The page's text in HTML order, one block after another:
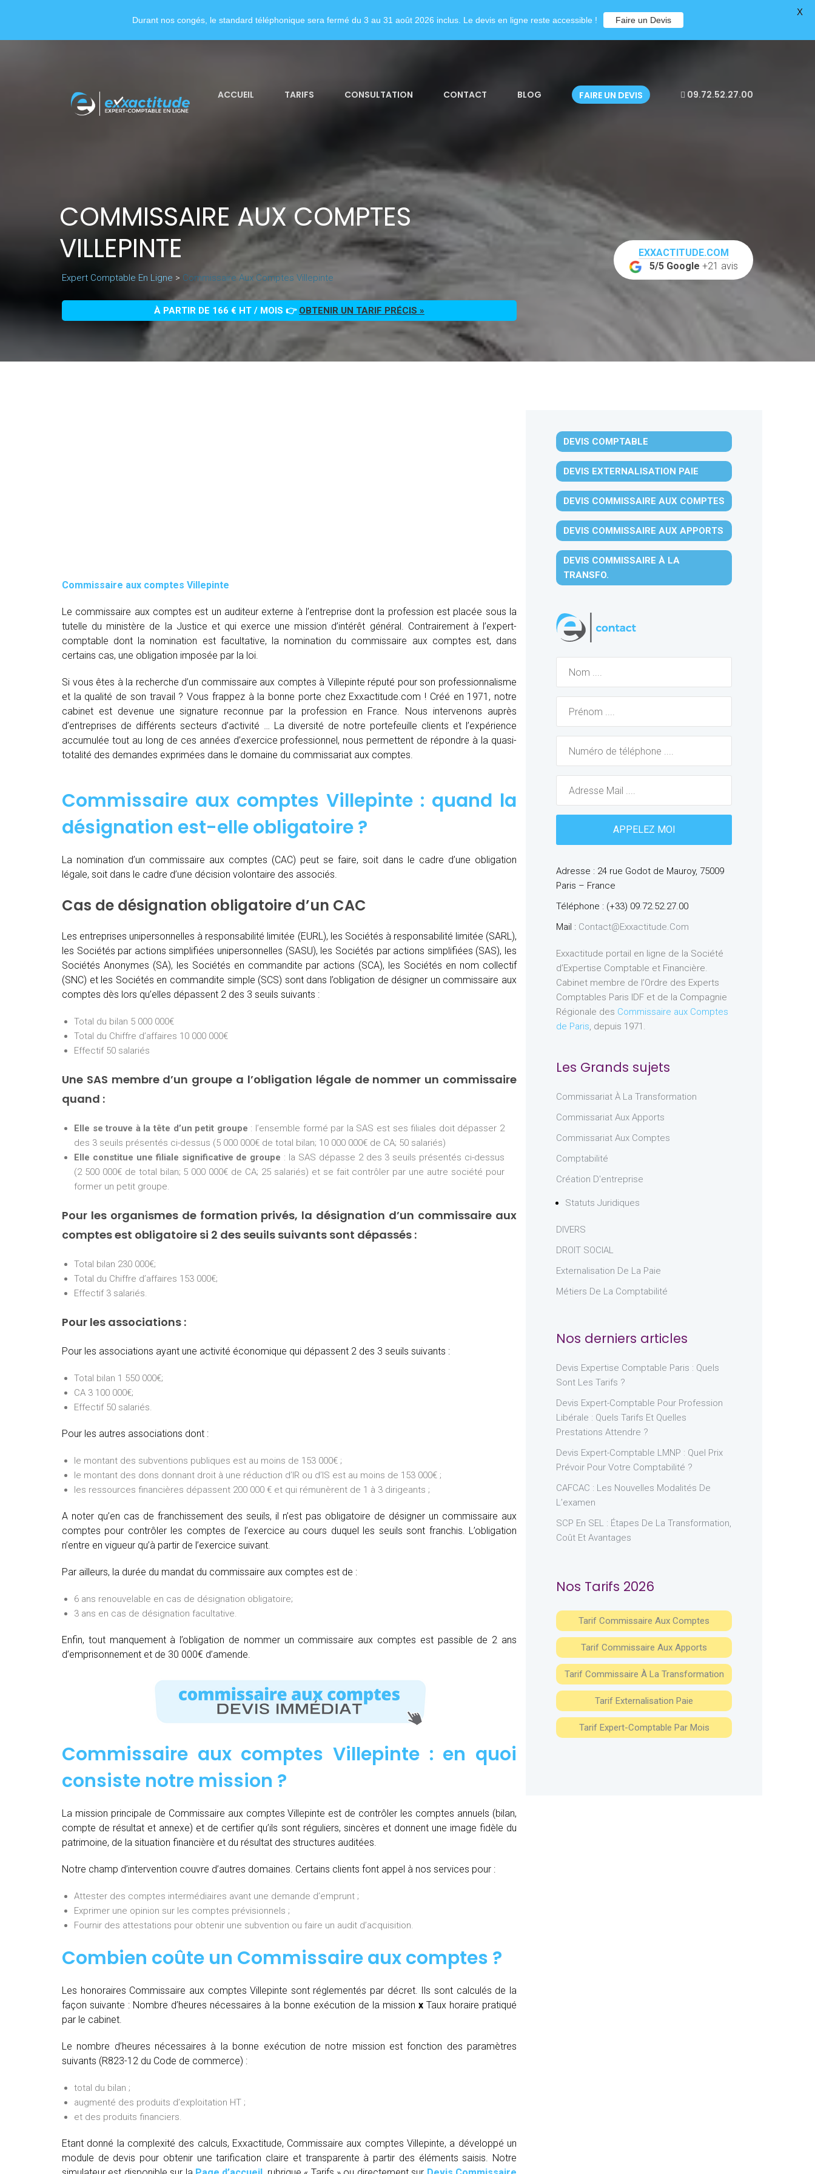
ACCUEIL TARIFS CONSULTATION CONTACT BLOG FAIRE UN DEVIS 09.72.52.27.00
COMMISSAIRE AUX COMPTES
VILLEPINTE
Expert Comptable En Ligne > Commissaire Aux Comptes Villepinte
À PARTIR DE 166 € HT / MOIS 👉 OBTENIR UN TARIF PRÉCIS »
EXXACTITUDE.COM
5/5 Google +21 avis
Commissaire aux comptes Villepinte
Le commissaire aux comptes est un auditeur externe à l’entreprise dont la profession est placée sous la
tutelle du ministère de la Justice et qui exerce une mission d’intérêt général. Contrairement à l’expert-
comptable dont la nomination est facultative, la nomination du commissaire aux comptes est, dans
certains cas, une obligation imposée par la loi.
Si vous êtes à la recherche d’un commissaire aux comptes à Villepinte réputé pour son professionnalisme
et la qualité de son travail ? Vous frappez à la bonne porte chez Exxactitude.com ! Créé en 1971, notre
cabinet est devenue une signature reconnue par la profession en France. Nous intervenons auprès
d’entreprises de différents secteurs d’activité … La diversité de notre portefeuille clients et l’expérience
accumulée tout au long de ces années d’exercice professionnel, nous permettent de répondre à la quasi-
totalité des demandes exprimées dans le domaine du commissariat aux comptes.
Commissaire aux comptes Villepinte : quand la
désignation est-elle obligatoire ?
La nomination d’un commissaire aux comptes (CAC) peut se faire, soit dans le cadre d’une obligation
légale, soit dans le cadre d’une décision volontaire des associés.
Cas de désignation obligatoire d’un CAC
Les entreprises unipersonnelles à responsabilité limitée (EURL), les Sociétés à responsabilité limitée (SARL),
les Sociétés par actions simplifiées unipersonnelles (SASU), les Sociétés par actions simplifiées (SAS), les
Sociétés Anonymes (SA), les Sociétés en commandite par actions (SCA), les Sociétés en nom collectif
(SNC) et les Sociétés en commandite simple (SCS) sont dans l’obligation de désigner un commissaire aux
comptes dès lors qu’elles dépassent 2 des 3 seuils suivants :
Total du bilan 5 000 000€
Total du Chiffre d’affaires 10 000 000€
Effectif 50 salariés
Une SAS membre d’un groupe a l’obligation légale de nommer un commissaire
quand :
Elle se trouve à la tête d’un petit groupe : l’ensemble formé par la SAS est ses filiales doit dépasser 2
des 3 seuils présentés ci-dessus (5 000 000€ de total bilan; 10 000 000€ de CA; 50 salariés)
Elle constitue une filiale significative de groupe : la SAS dépasse 2 des 3 seuils présentés ci-dessus
(2 500 000€ de total bilan; 5 000 000€ de CA; 25 salariés) et se fait contrôler par une autre société pour
former un petit groupe.
Pour les organismes de formation privés, la désignation d’un commissaire aux
comptes est obligatoire si 2 des seuils suivants sont dépassés :
Total bilan 230 000€;
Total du Chiffre d’affaires 153 000€;
Effectif 3 salariés.
Pour les associations :
Pour les associations ayant une activité économique qui dépassent 2 des 3 seuils suivants :
Total bilan 1 550 000€;
CA 3 100 000€;
Effectif 50 salariés.
Pour les autres associations dont :
le montant des subventions publiques est au moins de 153 000€ ;
le montant des dons donnant droit à une réduction d’IR ou d’IS est au moins de 153 000€ ;
les ressources financières dépassent 200 000 € et qui rémunèrent de 1 à 3 dirigeants ;
A noter qu’en cas de franchissement des seuils, il n’est pas obligatoire de désigner un commissaire aux
comptes pour contrôler les comptes de l’exercice au cours duquel les seuils sont franchis. L’obligation
n’entre en vigueur qu’à partir de l’exercice suivant.
Par ailleurs, la durée du mandat du commissaire aux comptes est de :
6 ans renouvelable en cas de désignation obligatoire;
3 ans en cas de désignation facultative.
Enfin, tout manquement à l’obligation de nommer un commissaire aux comptes est passible de 2 ans
d’emprisonnement et de 30 000€ d’amende.
Commissaire aux comptes Villepinte : en quoi
consiste notre mission ?
La mission principale de Commissaire aux comptes Villepinte est de contrôler les comptes annuels (bilan,
compte de résultat et annexe) et de certifier qu’ils sont réguliers, sincères et donnent une image fidèle du
patrimoine, de la situation financière et du résultat des structures auditées.
Notre champ d’intervention couvre d’autres domaines. Certains clients font appel à nos services pour :
Attester des comptes intermédiaires avant une demande d’emprunt ;
Exprimer une opinion sur les comptes prévisionnels ;
Fournir des attestations pour obtenir une subvention ou faire un audit d’acquisition.
Combien coûte un Commissaire aux comptes ?
Les honoraires Commissaire aux comptes Villepinte sont réglementés par décret. Ils sont calculés de la
façon suivante : Nombre d’heures nécessaires à la bonne exécution de la mission xTaux horaire pratiqué
par le cabinet.
Le nombre d’heures nécessaires à la bonne exécution de notre mission est fonction des paramètres
suivants (R823-12 du Code de commerce) :
total du bilan ;
augmenté des produits d’exploitation HT ;
et des produits financiers.
Etant donné la complexité des calculs, Exxactitude, Commissaire aux comptes Villepinte, a développé un
module de devis pour obtenir une tarification claire et transparente à partir des éléments saisis. Notre
DEVIS COMPTABLE
DEVIS EXTERNALISATION PAIE
DEVIS COMMISSAIRE AUX COMPTES
DEVIS COMMISSAIRE AUX APPORTS
DEVIS COMMISSAIRE À LA
TRANSFO.
Adresse : 24 rue Godot de Mauroy, 75009
Paris – France
Téléphone : (+33) 09.72.52.27.00
Mail : Contact@exxactitude.com
Exxactitude portail en ligne de la Société
d’Expertise Comptable et Financière.
Cabinet membre de l’Ordre des Experts
Comptables Paris IDF et de la Compagnie
Régionale des Commissaire aux Comptes
de Paris, depuis 1971.
Les Grands sujets
Commissariat À La Transformation
Commissariat Aux Apports
Commissariat Aux Comptes
Comptabilité
Création D'entreprise
Statuts Juridiques
DIVERS
DROIT SOCIAL
Externalisation De La Paie
Métiers De La Comptabilité
Nos derniers articles
Devis Expertise Comptable Paris : Quels
Sont Les Tarifs ?
Devis Expert-Comptable Pour Profession
Libérale : Quels Tarifs Et Quelles
Prestations Attendre ?
Devis Expert-Comptable LMNP : Quel Prix
Prévoir Pour Votre Comptabilité ?
CAFCAC : Les Nouvelles Modalités De
L’examen
SCP En SEL : Étapes De La Transformation,
Coût Et Avantages
Nos Tarifs 2026
Tarif Commissaire Aux Comptes
Tarif Commissaire Aux Apports
Tarif Commissaire À La Transformation
Tarif Externalisation Paie
Tarif Expert-Comptable Par Mois
Durant nos congés, le standard téléphonique sera fermé du 3 au 31 août 2026 inclus. Le devis en ligne reste accessible ! Faire un Devis
X